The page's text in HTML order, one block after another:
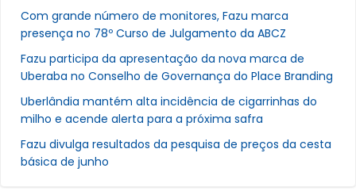
Com grande número de monitores, Fazu marca
presença no 78º Curso de Julgamento da ABCZ
Fazu participa da apresentação da nova marca de
Uberaba no Conselho de Governança do Place Branding
Uberlândia mantém alta incidência de cigarrinhas do
milho e acende alerta para a próxima safra
Fazu divulga resultados da pesquisa de preços da cesta
básica de junho